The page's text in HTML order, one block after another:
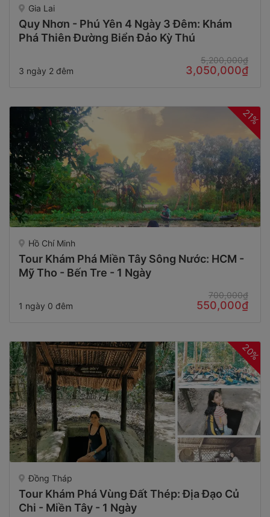
Gia Lai
Quy Nhơn - Phú Yên 4 Ngày 3 Đêm: Khám
Phá Thiên Đường Biển Đảo Kỳ Thú
3 ngày 2 đêm
5,200,000₫
3,050,000₫
21%
Hồ Chí Minh
Tour Khám Phá Miền Tây Sông Nước: HCM -
Mỹ Tho - Bến Tre - 1 Ngày
1 ngày 0 đêm
700,000₫
550,000₫
20%
Đồng Tháp
Tour Khám Phá Vùng Đất Thép: Địa Đạo Củ
Chi - Miền Tây - 1 Ngày